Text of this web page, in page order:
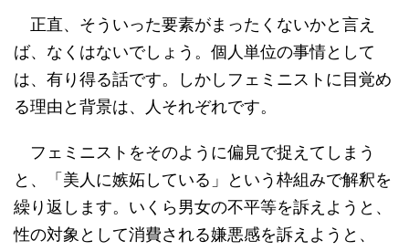
正直、そういった要素がまったくないかと言え
ば、なくはないでしょう。個人単位の事情として
は、有り得る話です。しかしフェミニストに目覚め
る理由と背景は、人それぞれです。
フェミニストをそのように偏見で捉えてしまう
と、「美人に嫉妬している」という枠組みで解釈を
繰り返します。いくら男女の不平等を訴えようと、
性の対象として消費される嫌悪感を訴えようと、